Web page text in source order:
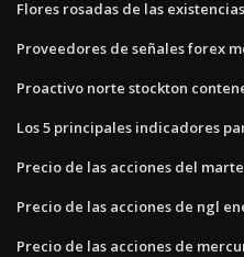
Flores rosadas de las existencias
Proveedores de señales forex
Proactivo norte stockton
Los 5 principales indicadores
Precio de las acciones del
Precio de las acciones de ngl
Precio de las acciones de